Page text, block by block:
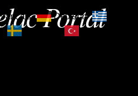
Portal
Deutsch
Svenska Türkçe